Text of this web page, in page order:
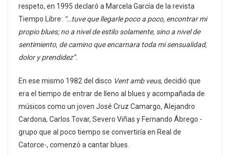
respeto, en 1995 declaró a Marcela García de la revista
Tiempo Libre: “…tuve que llegarle poco a poco, encontrar mi
propio blues; no a nivel de estilo solamente, sino a nivel de
sentimiento, de camino que encarnara toda mi sensualidad,
dolor y prendidez”.
En ese mismo 1982 del disco Vent amb veus, decidió que
era el tiempo de entrar de lleno al blues y acompañada de
músicos como un joven José Cruz Camargo, Alejandro
Cardona, Carlos Tovar, Severo Viñas y Fernando Ábrego -
grupo que al poco tiempo se convertiría en Real de
Catorce-, comenzó a cantar blues.